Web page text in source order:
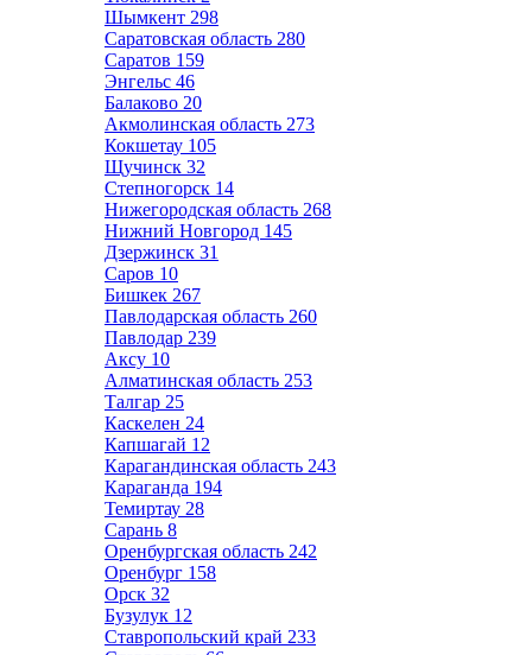
Шымкент 298
Саратовская область 280
Саратов 159
Энгельс 46
Балаково 20
Акмолинская область 273
Кокшетау 105
Щучинск 32
Степногорск 14
Нижегородская область 268
Нижний Новгород 145
Дзержинск 31
Саров 10
Бишкек 267
Павлодарская область 260
Павлодар 239
Аксу 10
Алматинская область 253
Талгар 25
Каскелен 24
Капшагай 12
Карагандинская область 243
Караганда 194
Темиртау 28
Сарань 8
Оренбургская область 242
Оренбург 158
Орск 32
Бузулук 12
Ставропольский край 233